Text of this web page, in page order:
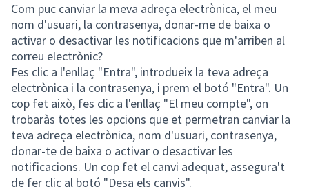
Com puc canviar la meva adreça electrònica, el meu
nom d'usuari, la contrasenya, donar-me de baixa o
activar o desactivar les notificacions que m'arriben al
correu electrònic?
Fes clic a l'enllaç "Entra", introdueix la teva adreça
electrònica i la contrasenya, i prem el botó "Entra". Un
cop fet això, fes clic a l'enllaç "El meu compte", on
trobaràs totes les opcions que et permetran canviar la
teva adreça electrònica, nom d'usuari, contrasenya,
donar-te de baixa o activar o desactivar les
notificacions. Un cop fet el canvi adequat, assegura't
de fer clic al botó "Desa els canvis".